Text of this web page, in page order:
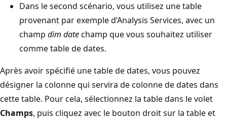
Dans le second scénario, vous utilisez une table
provenant par exemple d’Analysis Services, avec un
champ dim datechamp que vous souhaitez utiliser
comme table de dates.
Après avoir spécifié une table de dates, vous pouvez
désigner la colonne qui servira de colonne de dates dans
cette table. Pour cela, sélectionnez la table dans le volet
Champs, puis cliquez avec le bouton droit sur la table et